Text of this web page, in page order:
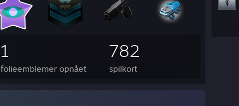
1
folieemblemer opnået
782
spilkort